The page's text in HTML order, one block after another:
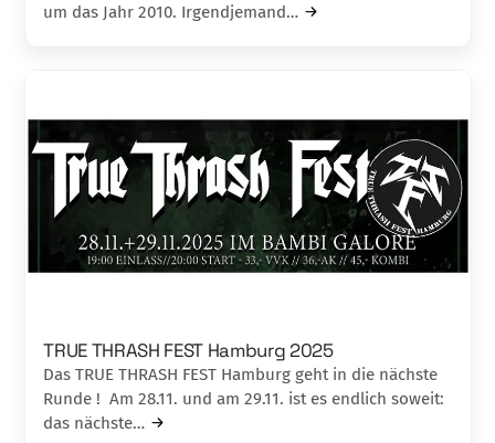
um das Jahr 2010. Irgendjemand…
TRUE THRASH FEST Hamburg 2025
Das TRUE THRASH FEST Hamburg geht in die nächste
Runde ! Am 28.11. und am 29.11. ist es endlich soweit:
das nächste…